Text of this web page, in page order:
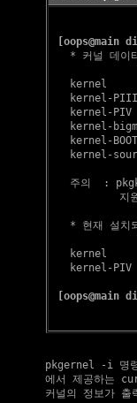
[oops@main
* 커널 데이
kernel
kernel-
kernel-PIV
kernel-
kernel-
kernel-
주의  :
지
* 현재 설치
kernel
kernel-PIV
[oops@main
pkgernel -i 명령
에서 제공하는
커널의 정보가 출